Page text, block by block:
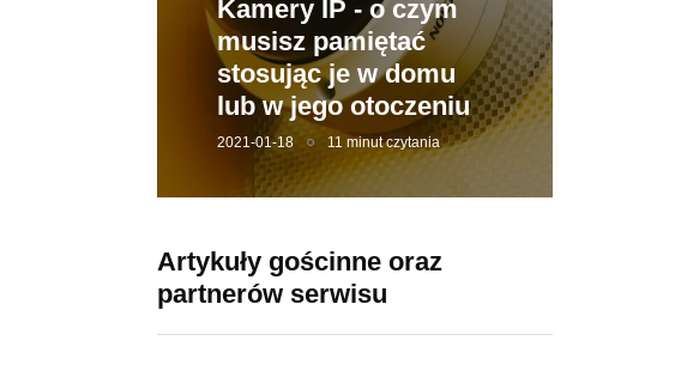
Kamery IP - o czym
musisz pamiętać
stosując je w domu
lub w jego otoczeniu
2021-01-18 11 minut czytania
Artykuły gościnne oraz
partnerów serwisu